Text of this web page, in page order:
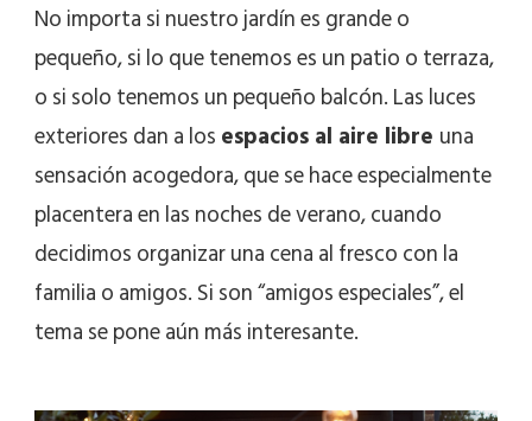
No importa si nuestro jardín es grande o
pequeño, si lo que tenemos es un patio o terraza,
o si solo tenemos un pequeño balcón. Las luces
exteriores dan a losespacios al aire libre una
sensación acogedora, que se hace especialmente
placentera en las noches de verano, cuando
decidimos organizar una cena al fresco con la
familia o amigos. Si son “amigos especiales”, el
tema se pone aún más interesante.